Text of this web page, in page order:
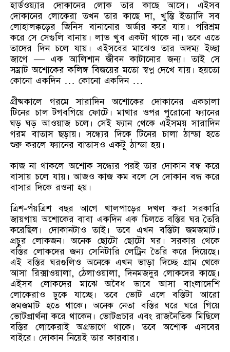
হার্ডওয়্যার দোকানের লোক তার কাছে আসে। এইসব
দোকানের লোকেরা তখন তার কাছে দা, খুন্তি ইত্যাদি সব
লোহালক্কড়ের জিনিস বানানোর অর্ডার করে যায়। পরিশ্রম
করে সে সেগুলি বানায়। লাভ খুব একটা থাকে না। তবে এতে
তাদের দিন চলে যায়। এইসবের মাঝেও তার অদম্য ইচ্ছা
জাগে — এক আলিশান জীবন কাটানোর জন্য। তাই সে
সম্রাট অশোকের কলিঙ্গ বিজয়ের মতো স্বপ্ন দেখে যায়। হয়তো
কোনো একদিন … কোনো একদিন …
গ্রীষ্মকালে গরমে সারাদিন অশোকের দোকানের একচালা
টিনের চাল টগবগিয়ে ফোটে। মাথার ওপর পুরোনো ফ্যানের
ঘড় ঘড় আওয়াজ চলে। সেই ফ্যান থেকে এইসময় সারাদিন
গরম বাতাস ছড়ায়। সন্ধ্যের দিকে টিনের চালা ঠান্ডা হতে
শুরু করলে ফ্যানের বাতাসও একটু ঠান্ডা হয়।
কাজ না থাকলে অশোক সন্ধ্যের পরই তার দোকান বন্ধ করে
বাসায় চলে যায়। আজও কাজ কম বলে সে দোকান বন্ধ করে
বাসার দিকে রওনা হয়।
ত্রিশ-পঁয়ত্রিশ বছর আগে খালপাড়ের দখল করা সরকারি
জায়গায় অশোকের বাবা একদিন এক চিলতে বস্তির ঘর তৈরি
করেছিল। দোকানটাও তাই। তবে এখন বস্তিটা জমজমাট।
প্রচুর লোকজন। অনেক ছোটো ছোটো ঘর। সরকার থেকে
বস্তির লোকদের জন্য সেনিটারি লেট্রিন তৈরি করে দিয়েছে।
এই বস্তির ঘরগুলিও অনেকে এখন ভাড়া দিচ্ছে গ্রাম থেকে
আসা রিক্সাওয়ালা, ঠেলাওয়ালা, দিনমজদুর লোকদের কাছে।
এইসব লোকদের মাঝে অবৈধ ভাবে আসা বাংলাদেশি
লোকেরাও ঢুকে যাচ্ছে। তবে ভোট এলে বস্তিটা আরো
জমজমাট হতে থাকে। অনেক নেতা বস্তির ঘরে ঘরে গিয়ে
ভোটপ্রার্থনা করে থাকেন। ভোটপ্রচার এবং রাজনৈতিক মিছিলে
বস্তির লোকেরাই অগ্রভাগে থাকে। তবে অশোক এসবের
বাইরে। দোকান নিয়েই তার কারবার।